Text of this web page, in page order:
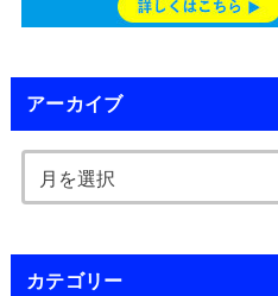
アーカイブ
カテゴリー